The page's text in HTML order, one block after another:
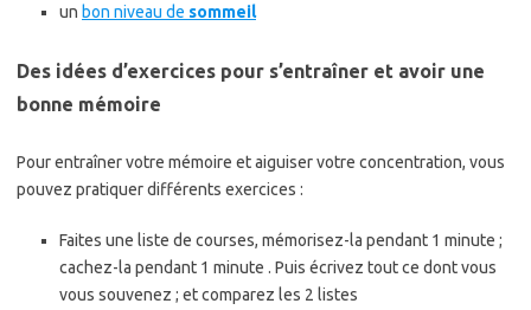
un bon niveau de sommeil
Des idées d’exercices pour s’entraîner et avoir une
bonne mémoire
Pour entraîner votre mémoire et aiguiser votre concentration, vous
pouvez pratiquer différents exercices :
Faites une liste de courses, mémorisez-la pendant 1 minute ;
cachez-la pendant 1 minute . Puis écrivez tout ce dont vous
vous souvenez ; et comparez les 2 listes